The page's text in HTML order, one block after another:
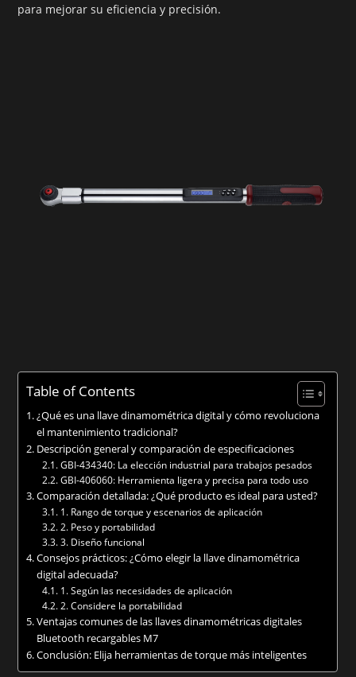
para mejorar su eficiencia y precisión.
Table of Contents
¿Qué es una llave dinamométrica digital y cómo revoluciona
el mantenimiento tradicional?
Descripción general y comparación de especificaciones
GBI-434340: La elección industrial para trabajos pesados
GBI-406060: Herramienta ligera y precisa para todo uso
Comparación detallada: ¿Qué producto es ideal para usted?
1. Rango de torque y escenarios de aplicación
2. Peso y portabilidad
3. Diseño funcional
Consejos prácticos: ¿Cómo elegir la llave dinamométrica
digital adecuada?
1. Según las necesidades de aplicación
2. Considere la portabilidad
Ventajas comunes de las llaves dinamométricas digitales
Bluetooth recargables M7
Conclusión: Elija herramientas de torque más inteligentes